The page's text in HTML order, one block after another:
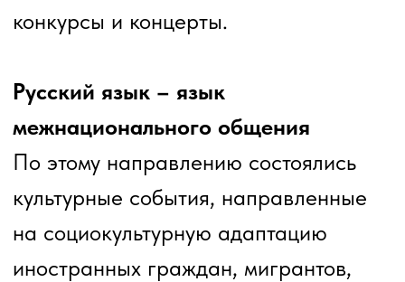
В рамках направления состоялись
диалоговые и дискуссионные
встречи с участием ведущих деятелей
театральные спектакли, выставки,
просмотры кинофильмов, концертные
программы, акции, флэшмобы,
перформансы с участием артистов
кузбасских театров, студентов
творческих вузов, участников